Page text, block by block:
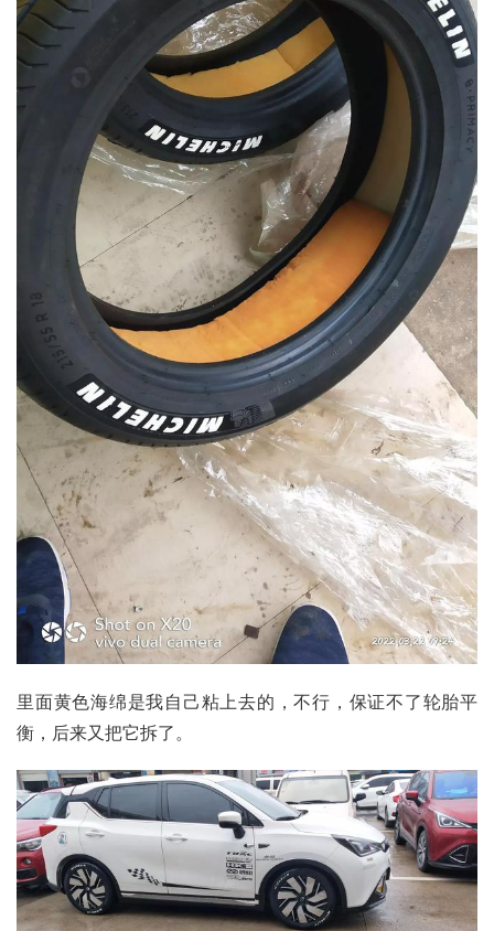
里面黄色海绵是我自己粘上去的，不行，保证不了轮胎平
衡，后来又把它拆了。